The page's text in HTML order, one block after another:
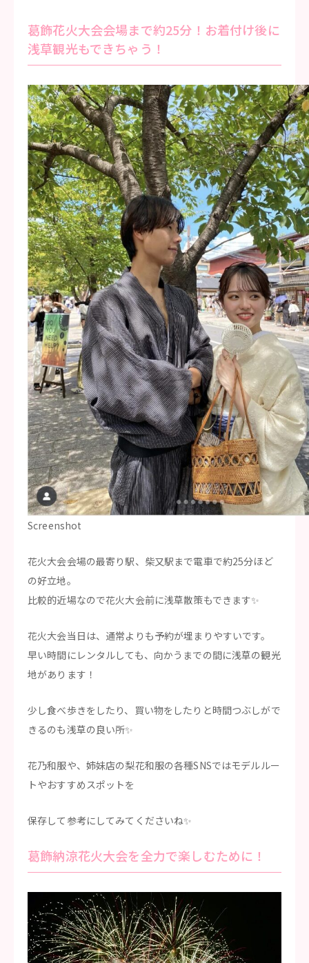
葛飾花火大会会場まで約25分！お着付け後に
浅草観光もできちゃう！
Screenshot
花火大会会場の最寄り駅、柴又駅まで電車で約25分ほど
の好立地。
比較的近場なので花火大会前に浅草散策もできます✨
花火大会当日は、通常よりも予約が埋まりやすいです。
早い時間にレンタルしても、向かうまでの間に浅草の観光
地があります！
少し食べ歩きをしたり、買い物をしたりと時間つぶしがで
きるのも浅草の良い所✨
花乃和服や、姉妹店の梨花和服の各種SNSではモデルルー
トやおすすめスポットを
保存して参考にしてみてくださいね✨
葛飾納涼花火大会を全力で楽しむために！